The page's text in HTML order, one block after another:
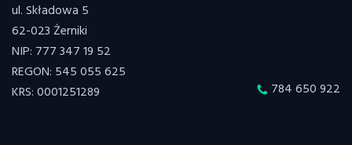
ul. Składowa 5
62-023 Żerniki
NIP: 777 347 19 52
REGON: 545 055 625
KRS: 0001251289
784 650 922